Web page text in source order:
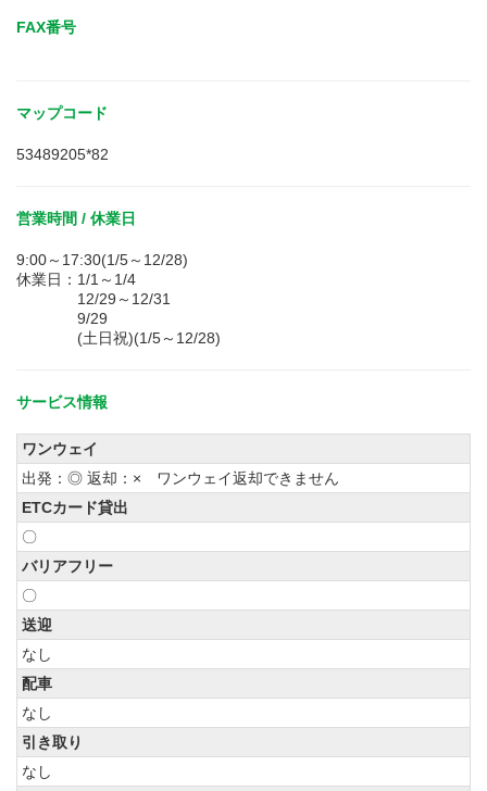
FAX番号
マップコード
53489205*82
営業時間 / 休業日
9:00～17:30(1/5～12/28)
休業日：1/1～1/4
12/29～12/31
9/29
(土日祝)(1/5～12/28)
サービス情報
ワンウェイ
出発：◎ 返却：× ワンウェイ返却できません
ETCカード貸出
〇
バリアフリー
〇
送迎
なし
配車
なし
引き取り
なし